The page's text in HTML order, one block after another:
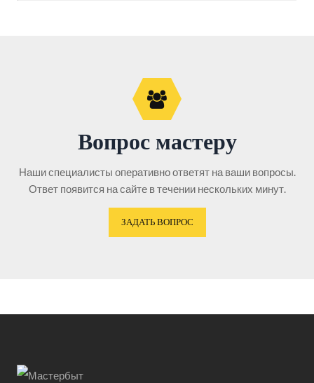
Вопрос мастеру
Наши специалисты оперативно ответят на ваши вопросы.
Ответ появится на сайте в течении нескольких минут.
ЗАДАТЬ ВОПРОС